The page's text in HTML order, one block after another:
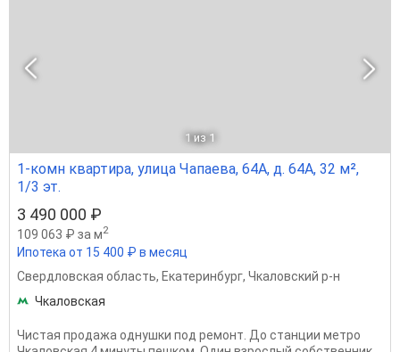
1 из 1
1-комн квартира, улица Чапаева, 64А, д. 64А, 32 м²,
1/3 эт.
3 490 000 ₽
109 063 ₽ за м2
Ипотека от 15 400 ₽ в месяц
Свердловская область, Екатеринбург, Чкаловский р-н
Чкаловская
Чистая продажа однушки под ремонт. До станции метро